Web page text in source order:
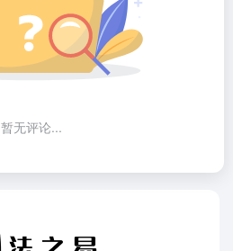
暂无评论...